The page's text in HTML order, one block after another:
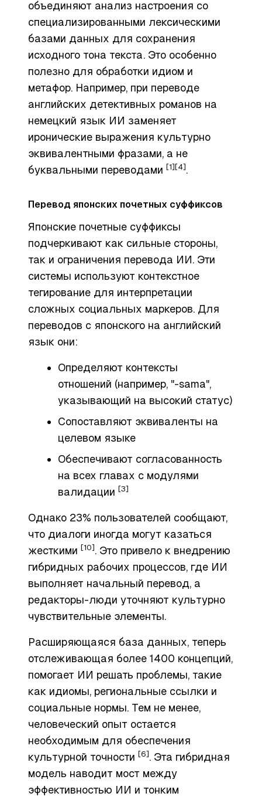
объединяют анализ настроения со
специализированными лексическими
базами данных для сохранения
исходного тона текста. Это особенно
полезно для обработки идиом и
метафор. Например, при переводе
английских детективных романов на
немецкий язык ИИ заменяет
иронические выражения культурно
эквивалентными фразами, а не
буквальными переводами [1] [4] .
Перевод японских почетных суффиксов
Японские почетные суффиксы
подчеркивают как сильные стороны,
так и ограничения перевода ИИ. Эти
системы используют контекстное
тегирование для интерпретации
сложных социальных маркеров. Для
переводов с японского на английский
язык они:
Определяют контексты
отношений (например, "-sama",
указывающий на высокий статус)
Сопоставляют эквиваленты на
целевом языке
Обеспечивают согласованность
на всех главах с модулями
валидации [3]
Однако 23% пользователей сообщают,
что диалоги иногда могут казаться
жесткими [10] . Это привело к внедрению
гибридных рабочих процессов, где ИИ
выполняет начальный перевод, а
редакторы-люди уточняют культурно
чувствительные элементы.
Расширяющаяся база данных, теперь
отслеживающая более 1400 концепций,
помогает ИИ решать проблемы, такие
как идиомы, региональные ссылки и
социальные нормы. Тем не менее,
человеческий опыт остается
необходимым для обеспечения
культурной точности [6] . Эта гибридная
модель наводит мост между
эффективностью ИИ и тонким